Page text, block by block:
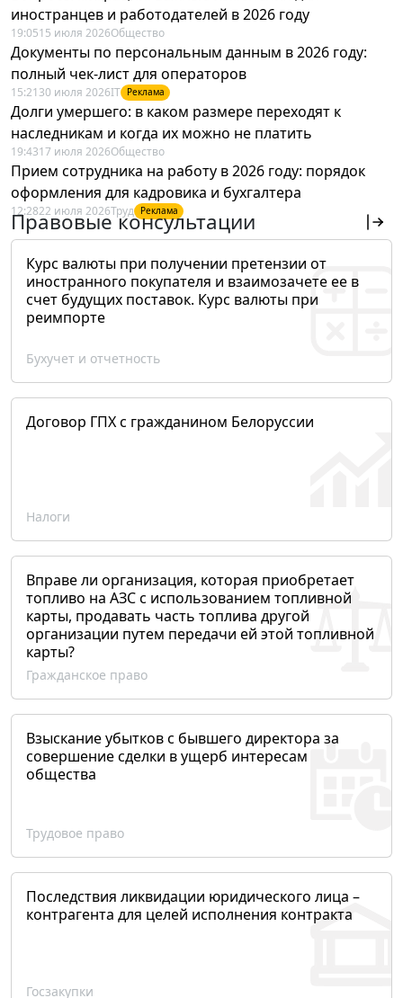
иностранцев и работодателей в 2026 году
19:0515 июля 2026Общество
Документы по персональным данным в 2026 году:
полный чек-лист для операторов
15:21 30 июля 2026IT Реклама
Долги умершего: в каком размере переходят к
наследникам и когда их можно не платить
19:4317 июля 2026Общество
Прием сотрудника на работу в 2026 году: порядок
оформления для кадровика и бухгалтера
12:2822 июля 2026Труд Реклама
Правовые консультации
Курс валюты при получении претензии от
иностранного покупателя и взаимозачете ее в
счет будущих поставок. Курс валюты при
реимпорте
Бухучет и отчетность
Договор ГПХ с гражданином Белоруссии
Налоги
Вправе ли организация, которая приобретает
топливо на АЗС с использованием топливной
карты, продавать часть топлива другой
организации путем передачи ей этой топливной
карты?
Гражданское право
Взыскание убытков с бывшего директора за
совершение сделки в ущерб интересам
общества
Трудовое право
Последствия ликвидации юридического лица –
контрагента для целей исполнения контракта
Госзакупки